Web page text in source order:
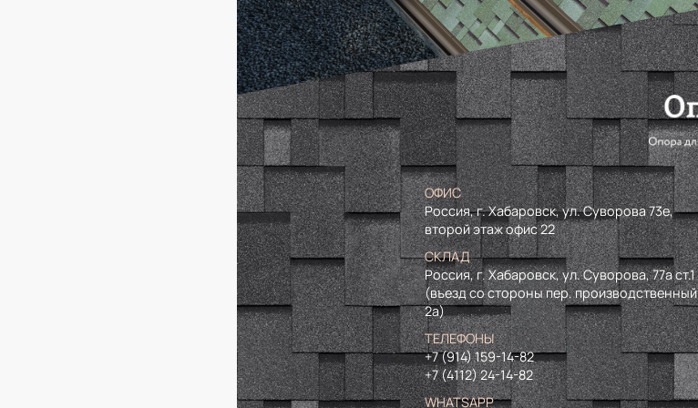
ОФИС
Россия, г. Хабаровск, ул. Суворова 73е,
второй этаж офис 22
СКЛАД
Россия, г. Хабаровск, ул. Суворова, 77а ст.1
(въезд со стороны пер. производственный
2а)
ТЕЛЕФОНЫ
+7 (914) 159-14-82
+7 (4112) 24-14-82
WHATSAPP